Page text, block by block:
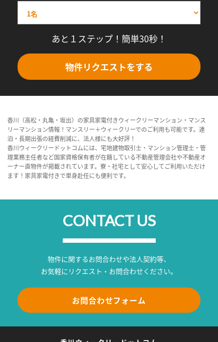
あと１ステップ！簡単30秒！
物件リクエストをする
香川（高松・丸亀・坂出）の家具家電付きウィークリーマンション・マンス
リーマンション情報！マンスリー＋ウィークリーでのご利用も可能です。連
泊・長期出張の経費削減に、法人様にも大好評！
香川ウィークリードットコムには、宅地建物取引士・マンション管理士・管
理業務主任者など国家資格保有者が在籍している不動産管理会社や不動産オ
ーナー直物件が掲載されています。寮・社宅として安心してご利用いただけ
ます！家具家電付きで単身赴任にも便利です。
CONTACT US
物件に関するお問合わせや法人契約等、
お気軽にリクエスト・お問合わせください。
お問合わせフォーム